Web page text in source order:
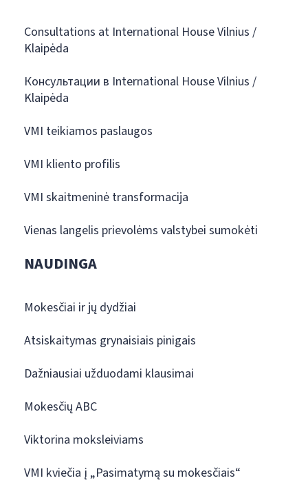
Consultations at International House Vilnius /
Klaipėda
Консультации в International House Vilnius /
Klaipėda
VMI teikiamos paslaugos
VMI kliento profilis
VMI skaitmeninė transformacija
Vienas langelis prievolėms valstybei sumokėti
NAUDINGA
Mokesčiai ir jų dydžiai
Atsiskaitymas grynaisiais pinigais
Dažniausiai užduodami klausimai
Mokesčių ABC
Viktorina moksleiviams
VMI kviečia į „Pasimatymą su mokesčiais“